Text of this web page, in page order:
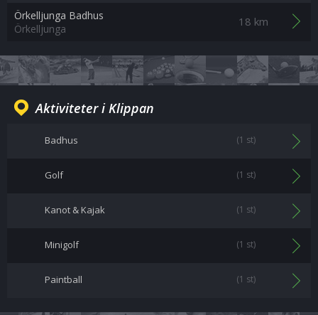
Örkelljunga Badhus
Örkelljunga
18 km
Aktiviteter i Klippan
Badhus (1 st)
Golf (1 st)
Kanot & Kajak (1 st)
Minigolf (1 st)
Paintball (1 st)